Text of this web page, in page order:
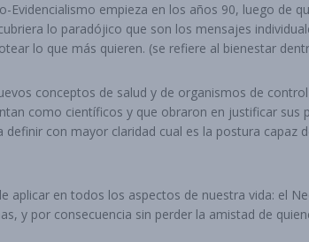
Evidencialismo empieza en los años 90, luego de
lo paradójico que son los mensajes
lo que más quieren. (se refiere al bienestar
conceptos de salud y de organismos de
como científicos y que obraron en justificar
definir con mayor claridad cual es la postura
aplicar en todos los aspectos de nuestra vida: el
y por consecuencia sin perder la amistad de